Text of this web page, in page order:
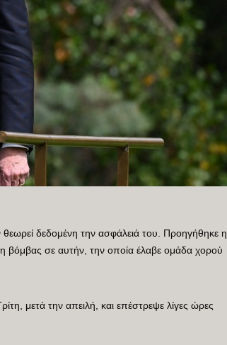
δεδομένη την ασφάλειά του. Προηγήθηκε η
βόμβας σε αυτήν, την οποία έλαβε ομάδα χορού
μετά την απειλή, και επέστρεψε λίγες ώρες